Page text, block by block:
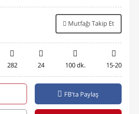
Mutfağı Takip Et
282 24 100 dk. 15-20
FB'ta Paylaş